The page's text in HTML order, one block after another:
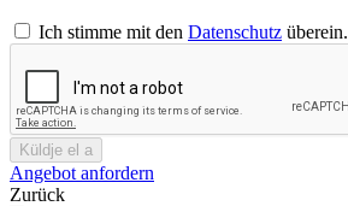
Ich stimme mit den Datenschutz überein.
Küldje el a
Angebot anfordern
Zurück